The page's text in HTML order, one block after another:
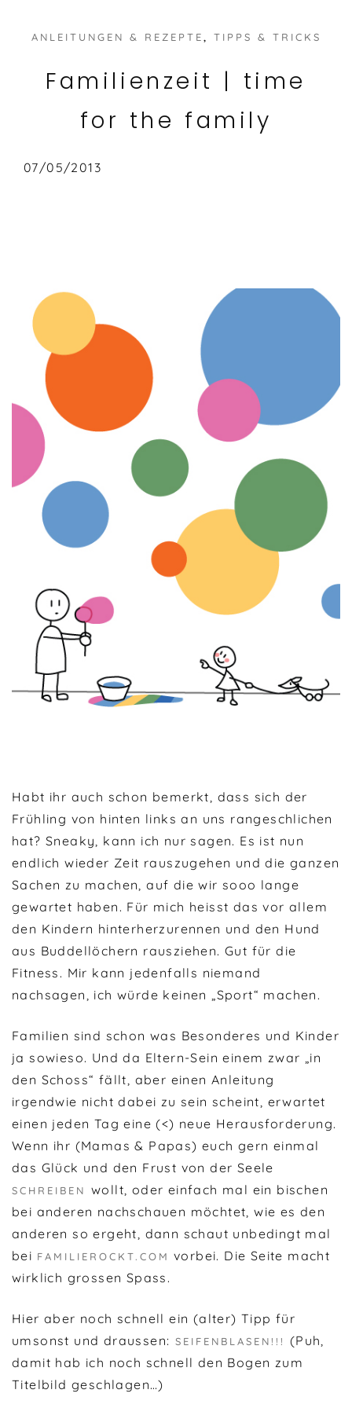
ANLEITUNGEN & REZEPTE , TIPPS & TRICKS
Familienzeit | time
for the family
07/05/2013
Habt ihr auch schon bemerkt, dass sich der
Frühling von hinten links an uns rangeschlichen
hat? Sneaky, kann ich nur sagen. Es ist nun
endlich wieder Zeit rauszugehen und die ganzen
Sachen zu machen, auf die wir sooo lange
gewartet haben. Für mich heisst das vor allem
den Kindern hinterherzurennen und den Hund
aus Buddellöchern rausziehen. Gut für die
Fitness. Mir kann jedenfalls niemand
nachsagen, ich würde keinen „Sport“ machen.
Familien sind schon was Besonderes und Kinder
ja sowieso. Und da Eltern-Sein einem zwar „in
den Schoss“ fällt, aber einen Anleitung
irgendwie nicht dabei zu sein scheint, erwartet
einen jeden Tag eine (<) neue Herausforderung.
Wenn ihr (Mamas & Papas) euch gern einmal
das Glück und den Frust von der Seele
SCHREIBEN wollt, oder einfach mal ein bischen
bei anderen nachschauen möchtet, wie es den
anderen so ergeht, dann schaut unbedingt mal
bei FAMILIEROCKT.COM vorbei. Die Seite macht
wirklich grossen Spass.
Hier aber noch schnell ein (alter) Tipp für
umsonst und draussen: SEIFENBLASEN!!!
(Puh,
damit hab ich noch schnell den Bogen zum
Titelbild geschlagen…)